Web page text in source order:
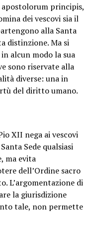
principis,
dei vescovi sia il
alla Santa
distinzione. Ma si
alcun modo la sua
sono riservate alla
diverse: una in
del diritto umano.
XII nega ai vescovi
Sede qualsiasi
ma evita
dell’Ordine sacro
L’argomentazione di
la giurisdizione
tale, non permette